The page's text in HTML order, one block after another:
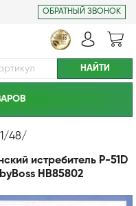
ОБРАТНЫЙ ЗВОНОК
48/
истребитель P-51D
HB85802